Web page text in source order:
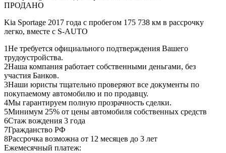
ПРОДАНО
Kia Sportage 2017 года с пробегом 175 738 км в рассрочку
легко, вместе с S-AUTO
1Не требуется официального подтверждения Вашего
трудоустройства.
2Наша компания работает собственными деньгами, без
участия Банков.
3Наши юристы тщательно проверяют все документы по
покупаемому автомобилю и по продавцу.
4Мы гарантируем полную прозрачность сделки.
5Минимум 25% от цены автомобиля собственных средств
6Стаж вождения 3 года
7Гражданство РФ
8Рассрочка возможна от 12 месяцев до 3 лет
Ежемесячный платеж: